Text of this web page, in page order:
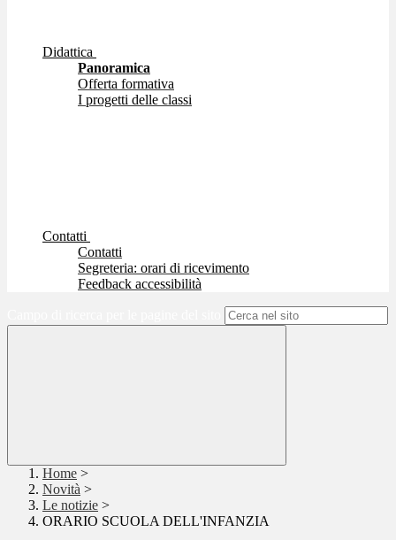
Didattica
Panoramica
Offerta formativa
I progetti delle classi
Contatti
Contatti
Segreteria: orari di ricevimento
Feedback accessibilità
Home >
Novità >
Le notizie >
ORARIO SCUOLA DELL'INFANZIA